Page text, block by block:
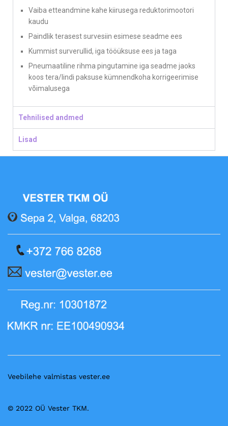
Vaiba etteandmine kahe kiirusega reduktorimootori
kaudu
Paindlik terasest survesiin esimese seadme ees
Kummist surverullid, iga tööüksuse ees ja taga
Pneumaatiline rihma pingutamine iga seadme jaoks
koos tera/lindi paksuse kümnendkoha korrigeerimise
võimalusega
Tehnilised andmed
Lisad
© 2022 OÜ Vester TKM.
Veebilehe valmistas vester.ee